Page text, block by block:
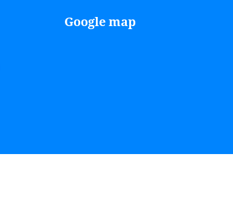
Google map